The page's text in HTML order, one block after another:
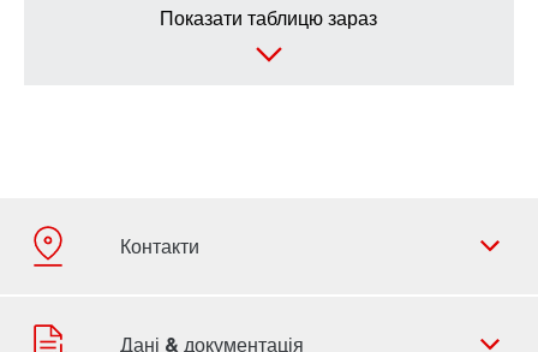
Показати таблицю зараз